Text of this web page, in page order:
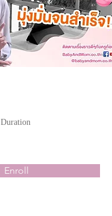
Duration
Enroll